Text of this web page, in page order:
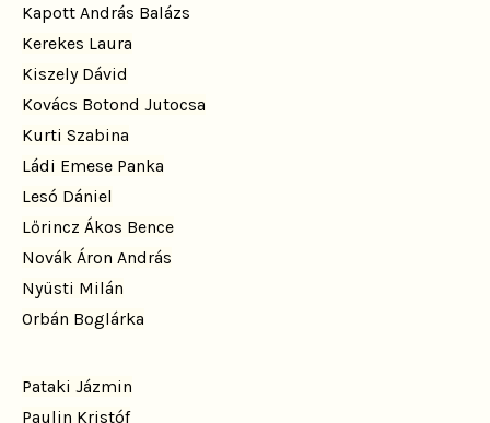
Kapott András Balázs
Kerekes Laura
Kiszely Dávid
Kovács Botond Jutocsa
Kurti Szabina
Ládi Emese Panka
Lesó Dániel
Lőrincz Ákos Bence
Novák Áron András
Nyüsti Milán
Orbán Boglárka
Pataki Jázmin
Paulin Kristóf